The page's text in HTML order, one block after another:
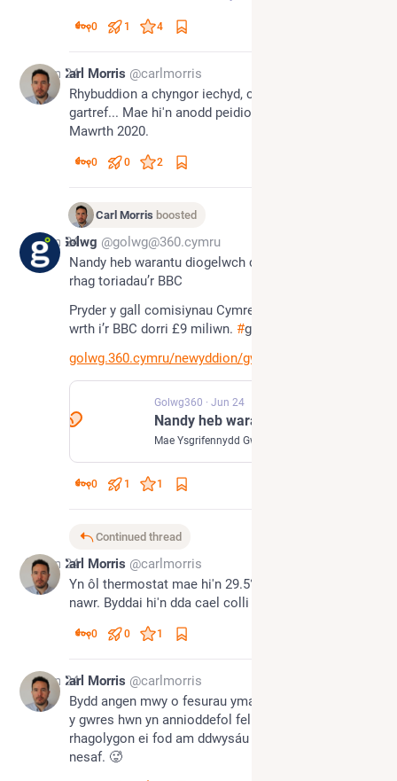
0 1 4
Jun 24Carl Morris @carlmorris
Rhybuddion a chyngor iechyd, cau ysgolion, aros
gartref... Mae hi'n anodd peidio meddwl am fis
Mawrth 2020.
0 0 2
Carl Morris boosted
Jun 24Golwg @golwg@360.cymru
Nandy heb warantu diogelwch cynnwys Cymraeg
rhag toriadau’r BBC
Pryder y gall comisiynau Cymreig ostwng ymhellach
wrth i’r BBC dorri £9 miliwn. #gwleidyddiaeth
golwg.360.cymru/newyddion/gwle
Golwg360 · Jun 24
0 1 1
Continued thread
Jun 24Carl Morris @carlmorris
Yn ôl thermostat mae hi'n 29.5°C yn fy ystafell wely
nawr. Byddai hi'n dda cael colli oddeutu 10 o'r rheiny.
0 0 1
Jun 24Carl Morris @carlmorris
Bydd angen mwy o fesurau ymarferol o ystyried bod
y gwres hwn yn annioddefol fel y mae heb sôn am y
rhagolygon ei fod am ddwysáu dros y ddwy noson
nesaf. 🥵